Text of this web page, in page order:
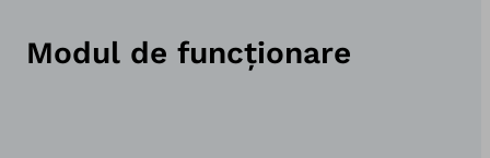
Modul de funcționare